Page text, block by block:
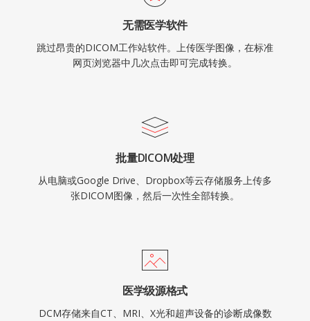
无需医学软件
跳过昂贵的DICOM工作站软件。上传医学图像，在标准
网页浏览器中几次点击即可完成转换。
批量DICOM处理
从电脑或Google Drive、Dropbox等云存储服务上传多
张DICOM图像，然后一次性全部转换。
医学级源格式
DCM存储来自CT、MRI、X光和超声设备的诊断成像数